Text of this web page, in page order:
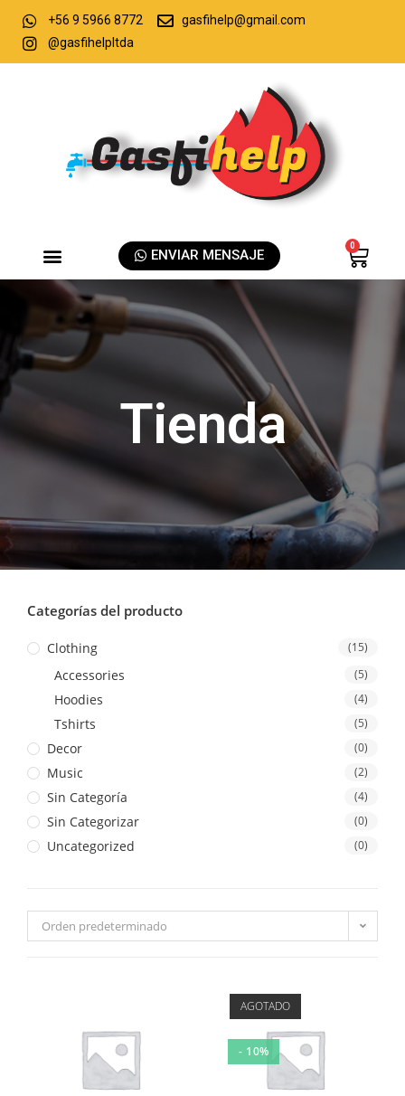
+56 9 5966 8772
gasfihelp@gmail.com
@gasfihelpltda
ENVIAR MENSAJE
0
Tienda
Categorías del producto
Clothing (15)
Accessories (5)
Hoodies (4)
Tshirts (5)
Decor (0)
Music (2)
Sin Categoría (4)
Sin Categorizar (0)
Uncategorized (0)
Orden predeterminado
AGOTADO
- 10%